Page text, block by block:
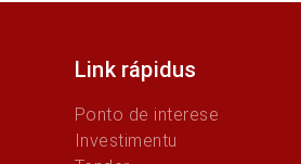
Link rápidus
Ponto de interese
Investimentu